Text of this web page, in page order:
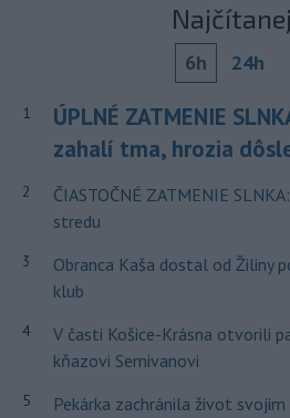
6h 24h
1
ÚPLNÉ ZATMENIE
zahalí tma, hrozia
2
ČIASTOČNÉ ZATMENIE
stredu
3
Obranca Kaša dostal od Žiliny
klub
4
V časti Košice-Krásna otvorili
kňazovi Semivanovi
5
Pekárka zachránila život